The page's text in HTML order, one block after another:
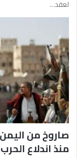
لعقد…
صاروخ من
منذ اندلاع الحرب